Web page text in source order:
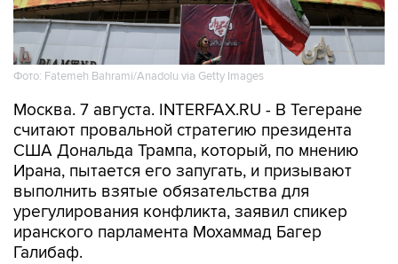
Фото: Fatemeh Bahrami/Anadolu via Getty Images
Москва. 7 августа. INTERFAX.RU - В Тегеране
считают провальной стратегию президента
США Дональда Трампа, который, по мнению
Ирана, пытается его запугать, и призывают
выполнить взятые обязательства для
урегулирования конфликта, заявил спикер
иранского парламента Мохаммад Багер
Галибаф.